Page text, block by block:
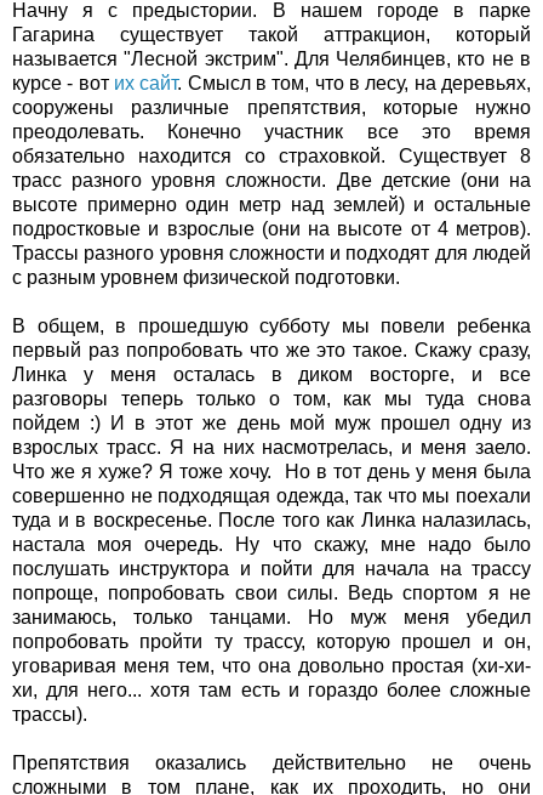
Начну я с предыстории. В нашем городе в парке
Гагарина существует такой аттракцион, который
называется "Лесной экстрим". Для Челябинцев, кто не в
курсе - вот их сайт. Смысл в том, что в лесу, на деревьях,
сооружены различные препятствия, которые нужно
преодолевать. Конечно участник все это время
обязательно находится со страховкой. Существует 8
трасс разного уровня сложности. Две детские (они на
высоте примерно один метр над землей) и остальные
подростковые и взрослые (они на высоте от 4 метров).
Трассы разного уровня сложности и подходят для людей
с разным уровнем физической подготовки.
В общем, в прошедшую субботу мы повели ребенка
первый раз попробовать что же это такое. Скажу сразу,
Линка у меня осталась в диком восторге, и все
разговоры теперь только о том, как мы туда снова
пойдем :) И в этот же день мой муж прошел одну из
взрослых трасс. Я на них насмотрелась, и меня заело.
Что же я хуже? Я тоже хочу. Но в тот день у меня была
совершенно не подходящая одежда, так что мы поехали
туда и в воскресенье. После того как Линка налазилась,
настала моя очередь. Ну что скажу, мне надо было
послушать инструктора и пойти для начала на трассу
попроще, попробовать свои силы. Ведь спортом я не
занимаюсь, только танцами. Но муж меня убедил
попробовать пройти ту трассу, которую прошел и он,
уговаривая меня тем, что она довольно простая (хи-хи-
хи, для него... хотя там есть и гораздо более сложные
трассы).
Препятствия оказались действительно не очень
сложными в том плане, как их проходить, но они